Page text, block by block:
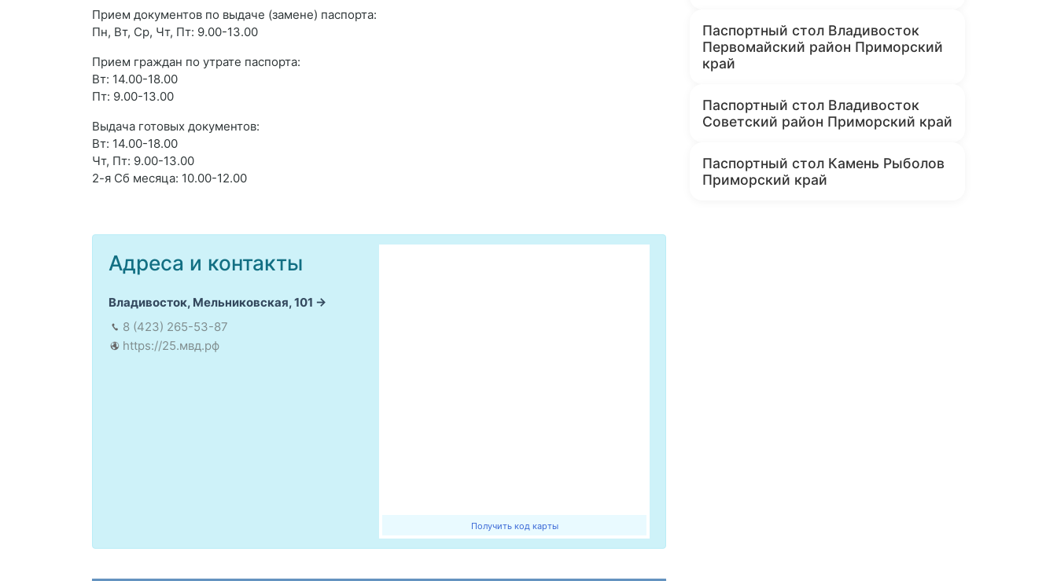
Прием документов по выдаче (замене) паспорта:
Пн, Вт, Ср, Чт, Пт: 9.00-13.00
Прием граждан по утрате паспорта:
Вт: 14.00-18.00
Пт: 9.00-13.00
Выдача готовых документов:
Вт: 14.00-18.00
Чт, Пт: 9.00-13.00
2-я Сб месяца: 10.00-12.00
Получить код карты
Адреса и контакты
Владивосток, Мельниковская, 101
8 (423) 265-53-87
https://25.мвд.рф
Паспортный стол Владивосток
Первомайский район Приморский
край
Паспортный стол Владивосток
Советский район Приморский край
Паспортный стол Камень Рыболов
Приморский край